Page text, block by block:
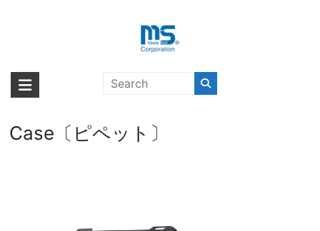
海外輸入ブランド商品｜株式会社
海外事業部が取り揃えている海外輸入商品には、日本では珍しい「海外ブ
ランド」をはじめ「ユニークな商品」「機能的な商品」「コストパフォー
Select] PIPETTO iPad
Case〔ピペット〕